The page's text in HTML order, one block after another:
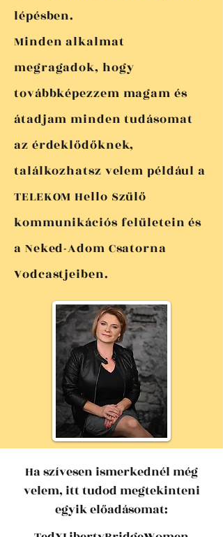
lépésben.
Minden alkalmat
megragadok, hogy
továbbképezzem magam és
átadjam minden tudásomat
az érdeklődőknek,
találkozhatsz velem például a
TELEKOM Hello Szülő
kommunikációs felületein és
a Neked-Adom Csatorna
Vodcastjeiben.
Ha szívesen ismerkednél még
velem, itt tudod megtekinteni
egyik előadásomat: